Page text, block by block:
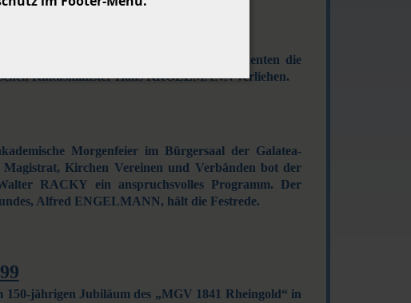
dem Verein im Auftrag des Bundespräsidenten die
Kultusminister Hans KROLLMANN verliehen.
Morgenfeier im Bürgersaal der Galatea-
Kirchen Vereinen und Verbänden bot der
RACKY ein anspruchsvolles Programm. Der
Alfred ENGELMANN, hält die Festrede.
jährigen Jubiläum des „MGV 1841 Rheingold“ in